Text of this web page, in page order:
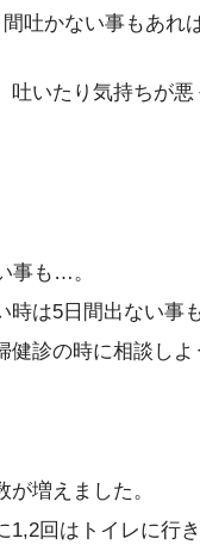
吐かない事もあれ
吐いたり気持ちが
事も…。
時は5日間出ない事
診の時に相談しよ
増えました。
回はトイレに行